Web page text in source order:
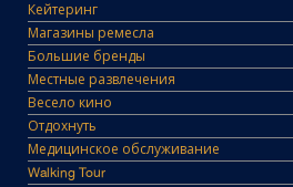
Кейтеринг
Магазины ремесла
Большие бренды
Местные развлечения
Весело кино
Отдохнуть
Медицинское обслуживание
Walking Tour